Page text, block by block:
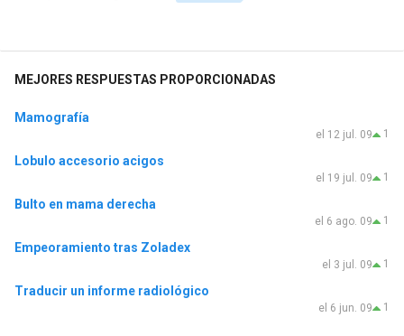
MEJORES RESPUESTAS PROPORCIONADAS
Mamografía
1
el 12 jul. 09
Lobulo accesorio acigos
1
el 19 jul. 09
Bulto en mama derecha
1
el 6 ago. 09
Empeoramiento tras Zoladex
1
el 3 jul. 09
Traducir un informe radiológico
1
el 6 jun. 09